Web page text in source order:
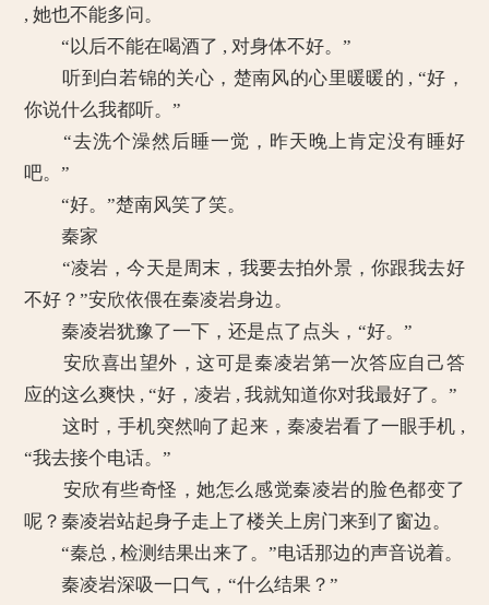
, 她也不能多问。
“以后不能在喝酒了 , 对身体不好。”
听到白若锦的关心，楚南风的心里暖暖的 , “好，
你说什么我都听。”
“去洗个澡然后睡一觉，昨天晚上肯定没有睡好
吧。”
“好。”楚南风笑了笑。
秦家
“凌岩，今天是周末，我要去拍外景，你跟我去好
不好？”安欣依偎在秦凌岩身边。
秦凌岩犹豫了一下，还是点了点头，“好。”
安欣喜出望外，这可是秦凌岩第一次答应自己答
应的这么爽快 , “好，凌岩 , 我就知道你对我最好了。”
这时，手机突然响了起来，秦凌岩看了一眼手机 ,
“我去接个电话。”
安欣有些奇怪，她怎么感觉秦凌岩的脸色都变了
呢？秦凌岩站起身子走上了楼关上房门来到了窗边。
“秦总 , 检测结果出来了。”电话那边的声音说着。
秦凌岩深吸一口气，“什么结果？”